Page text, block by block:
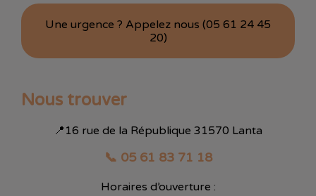
Une urgence ? Appelez nous (05 61 24 45
20)
Nous trouver
📍16 rue de la République 31570 Lanta
📞 05 61 83 71 18
Horaires d’ouverture :